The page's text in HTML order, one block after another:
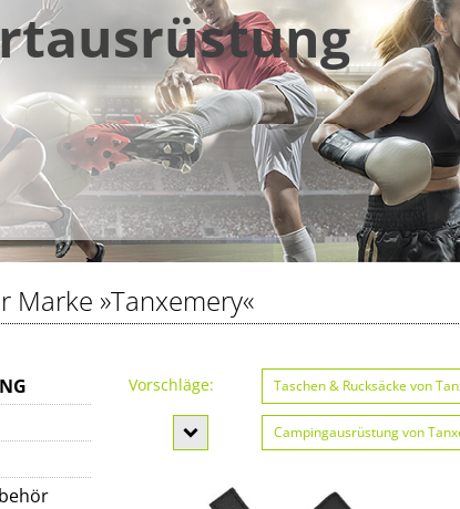
Marke »Tanxemery«
Vorschläge: Taschen & Rucksäcke von
Campingausrüstung von